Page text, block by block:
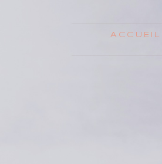
ACCUEIL